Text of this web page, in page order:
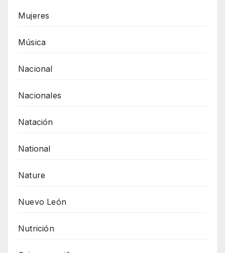
Mujeres
Música
Nacional
Nacionales
Natación
National
Nature
Nuevo León
Nutrición